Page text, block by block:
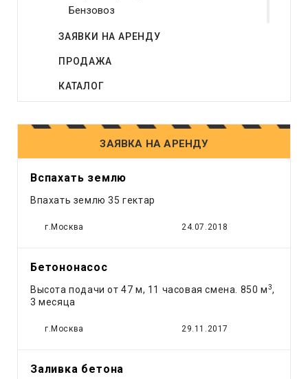
Бензовоз
Виброплита
Генератор
Грейдер
Лесовоз
Манипулятор
Самосвал
Трактор
Эвакуатор
ЗАЯВКИ НА АРЕНДУ
ПРОДАЖА
КАТАЛОГ
ЗАЯВКА НА АРЕНДУ
Вспахать землю
Впахать землю 35 гектар
г.Москва 24.07.2018
Бетононасос
Высота подачи от 47 м, 11 часовая смена. 850 м3,
3 месяца
г.Москва 29.11.2017
Заливка бетона